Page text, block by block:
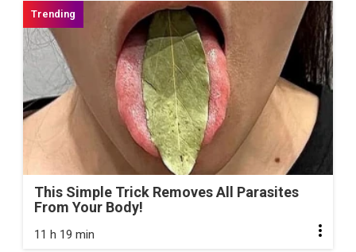
This Simple Trick Removes All Parasites
From Your Body!
11 h 19 min